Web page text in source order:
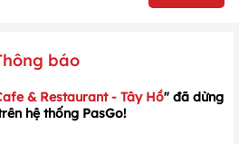
báo
& Restaurant - Tây Hồ" đã dừng
hệ thống PasGo!